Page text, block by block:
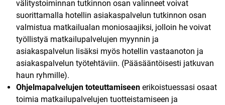
välitystoiminnan tutkinnon osan valinneet voivat
suorittamalla hotellin asiakaspalvelun tutkinnon osan
valmistua matkailualan moniosaajiksi, jolloin he voivat
työllistyä matkailupalvelujen myynnin ja
asiakaspalvelun lisäksi myös hotellin vastaanoton ja
asiakaspalvelun työtehtäviin. (Pääsääntöisesti jatkuvan
haun ryhmille).
Ohjelmapalvelujen toteuttamiseen erikoistuessasi osaat
toimia matkailupalvelujen tuotteistamiseen ja